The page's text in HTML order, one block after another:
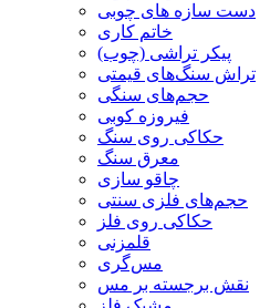
دست سازه های چوبی
خاتم کاری
پیکر تراشی (چوب)
تراش سنگ‌های قیمتی
حجم‌های سنگی
فیروزه کوبی
حکاکی روی سنگ
معرق سنگ
چاقو سازی
حجم‌های فلزی سنتی
حکاکی روی فلز
قلمزنی
مس‌گری
نقش برجسته بر مس